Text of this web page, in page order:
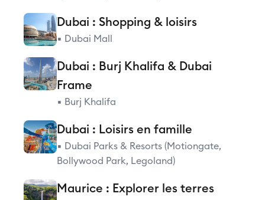
Dubai : Shopping & loisirs
▪️ Dubai Mall
Dubai : Burj Khalifa & Dubai
Frame
▪️ Burj Khalifa
Dubai : Loisirs en famille
▪️ Dubai Parks & Resorts (Motiongate,
Bollywood Park, Legoland)
Maurice : Explorer les terres